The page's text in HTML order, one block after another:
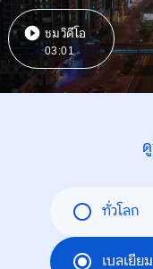
ชมวิดีโอ
03:01
ทั่วโลก
เบลเยียม